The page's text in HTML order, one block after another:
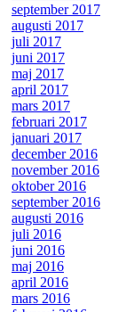
september 2017
augusti 2017
juli 2017
juni 2017
maj 2017
april 2017
mars 2017
februari 2017
januari 2017
december 2016
november 2016
oktober 2016
september 2016
augusti 2016
juli 2016
juni 2016
maj 2016
april 2016
mars 2016